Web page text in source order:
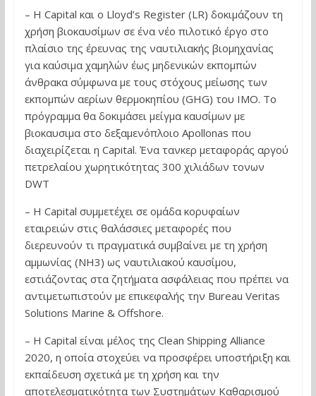
– Η Capital και ο Lloyd’s Register (LR) δοκιμάζουν τη
χρήση βιοκαυσίμων σε ένα νέο πιλοτικό έργο στο
πλαίσιο της έρευνας της ναυτιλιακής βιομηχανίας
για καύσιμα χαμηλών έως μηδενικών εκπομπών
άνθρακα σύμφωνα με τους στόχους μείωσης των
εκπομπών αερίων θερμοκηπίου (GHG) του ΙΜΟ. Το
πρόγραμμα θα δοκιμάσει μείγμα καυσίμων με
βιοκαυσιμα στο δεξαμενόπλοιο Apollonas που
διαχειρίζεται η Capital. Ένα τανκερ μεταφοράς αργού
πετρελαίου χωρητικότητας 300 χιλιάδων τονων
DWT
– Η Capital συμμετέχει σε ομάδα κορυφαίων
εταιρειών στις θαλάσσιες μεταφορές που
διερευνούν τι πραγματικά συμβαίνει με τη χρήση
αμμωνίας (NH3) ως ναυτιλιακού καυσίμου,
εστιάζοντας στα ζητήματα ασφάλειας που πρέπει να
αντιμετωπιστούν με επικεφαλής την Bureau Veritas
Solutions Marine & Offshore.
– Η Capital είναι μέλος της Clean Shipping Alliance
2020, η οποία στοχεύει να προσφέρει υποστήριξη και
εκπαίδευση σχετικά με τη χρήση και την
αποτελεσματικότητα των Συστημάτων Καθαρισμού